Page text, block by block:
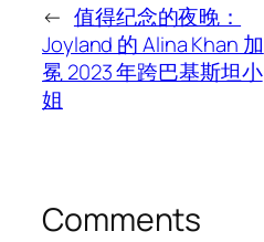
← 值得纪念的夜晚：
Joyland 的 Alina Khan 加
冕 2023 年跨巴基斯坦小
姐
Comments